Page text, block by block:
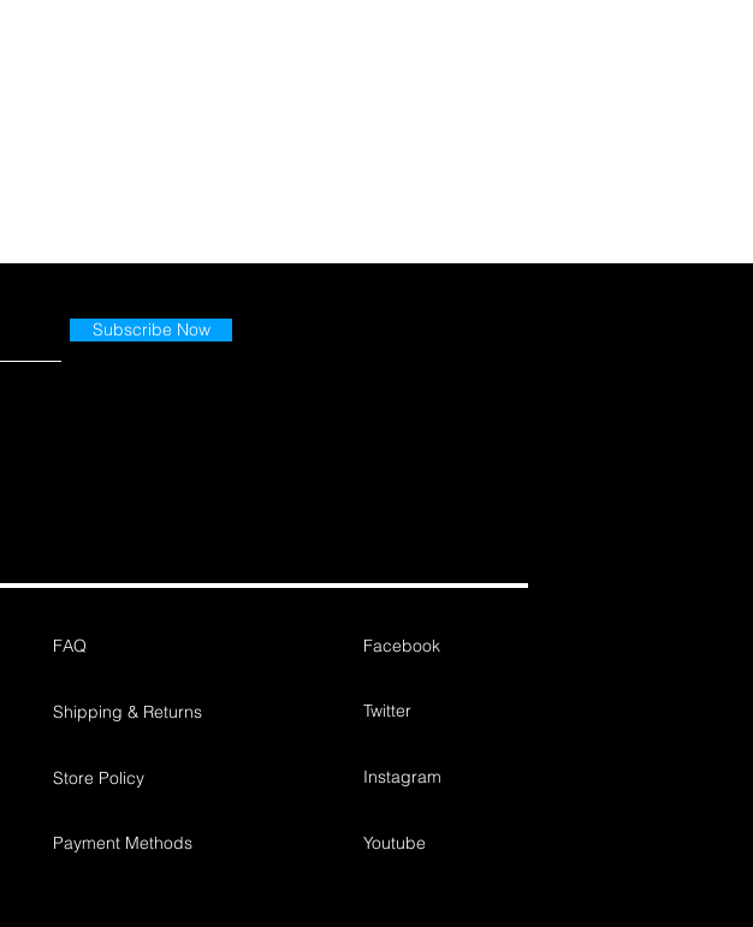
Subscribe Now
FAQ
Shipping & Returns
Store Policy
Payment Methods
Facebook
Twitter
Instagram
Youtube